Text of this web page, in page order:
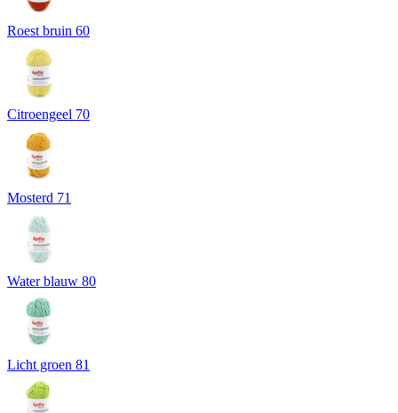
Roest bruin 60
Citroengeel 70
Mosterd 71
Water blauw 80
Licht groen 81